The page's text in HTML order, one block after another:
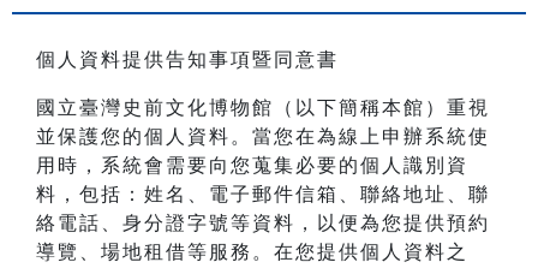
個人資料提供告知事項暨同意書
國立臺灣史前文化博物館（以下簡稱本館）重視
並保護您的個人資料。當您在為線上申辦系統使
用時，系統會需要向您蒐集必要的個人識別資
料，包括：姓名、電子郵件信箱、聯絡地址、聯
絡電話、身分證字號等資料，以便為您提供預約
導覽、場地租借等服務。在您提供個人資料之